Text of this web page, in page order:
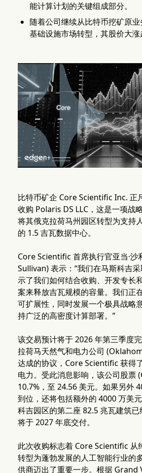
能计算计划的关键组成部分。
随着公司继续从比特币挖矿原
基础设施市场转型，其股价大涨
比特币矿企 Core Scientific Inc. 正
收购 Polaris DS LLC，这是一项战
将其俄克拉荷马州园区转型为支持
的 1.5 吉瓦数据中心。
Core Scientific 首席执行官亚当·沙
Sullivan) 表示：“我们在马斯科吉
示了我们如何结合收购、开发专长
案来释放吉瓦规模的容量。我们正
可扩展性，同时发展一个极具战略
持广泛的高密度计算部署。”
该交易预计将于 2026 年第三季度
拉荷马天然气和电力公司
达成的协议，Core Scientific 获得
电力。受此消息影响，该公司股票
10.7%，至 24.56 美元。如果另外
到位，还将包括额外的 4000 万美
科吉园区的第二座 82.5 兆瓦建筑
将于 2027 年底交付。
此次收购标志着 Core Scientific 从
转型为蓬勃发展的人工智能行业的
供商迈出了重要一步。根据 Grand